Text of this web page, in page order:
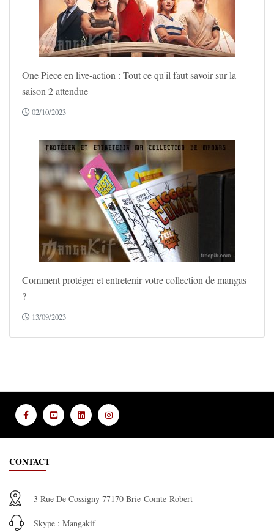
One Piece en live-action : Tout ce qu'il faut savoir sur la
saison 2 attendue
02/10/2023
Comment protéger et entretenir votre collection de mangas
?
13/09/2023
CONTACT
3 Rue De Cossigny 77170 Brie-Comte-Robert
Skype : Mangakif